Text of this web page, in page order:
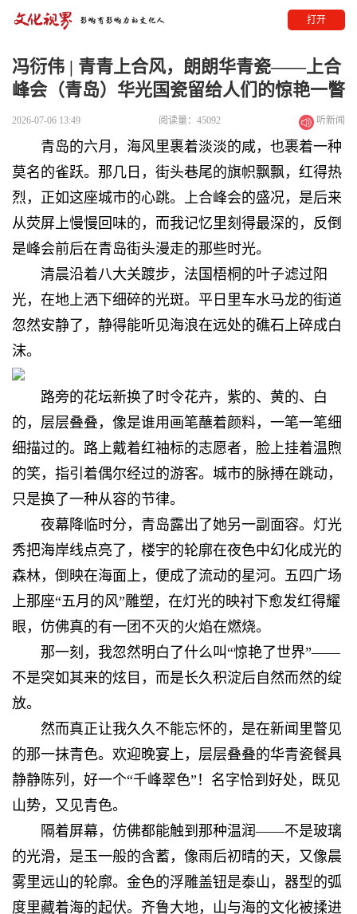
打开
冯衍伟 | 青青上合风，朗朗华青瓷——上合
峰会（青岛）华光国瓷留给人们的惊艳一瞥
2026-07-06 13:49 阅读量：45092 听新闻
青岛的六月，海风里裹着淡淡的咸，也裹着一种
莫名的雀跃。那几日，街头巷尾的旗帜飘飘，红得热
烈，正如这座城市的心跳。上合峰会的盛况，是后来
从荧屏上慢慢回味的，而我记忆里刻得最深的，反倒
是峰会前后在青岛街头漫走的那些时光。
清晨沿着八大关踱步，法国梧桐的叶子滤过阳
光，在地上洒下细碎的光斑。平日里车水马龙的街道
忽然安静了，静得能听见海浪在远处的礁石上碎成白
沫。
路旁的花坛新换了时令花卉，紫的、黄的、白
的，层层叠叠，像是谁用画笔蘸着颜料，一笔一笔细
细描过的。路上戴着红袖标的志愿者，脸上挂着温煦
的笑，指引着偶尔经过的游客。城市的脉搏在跳动，
只是换了一种从容的节律。
夜幕降临时分，青岛露出了她另一副面容。灯光
秀把海岸线点亮了，楼宇的轮廓在夜色中幻化成光的
森林，倒映在海面上，便成了流动的星河。五四广场
上那座“五月的风”雕塑，在灯光的映衬下愈发红得耀
眼，仿佛真的有一团不灭的火焰在燃烧。
那一刻，我忽然明白了什么叫“惊艳了世界”——
不是突如其来的炫目，而是长久积淀后自然而然的绽
放。
然而真正让我久久不能忘怀的，是在新闻里瞥见
的那一抹青色。欢迎晚宴上，层层叠叠的华青瓷餐具
静静陈列，好一个“千峰翠色”！名字恰到好处，既见
山势，又见青色。
隔着屏幕，仿佛都能触到那种温润——不是玻璃
的光滑，是玉一般的含蓄，像雨后初晴的天，又像晨
雾里远山的轮廓。金色的浮雕盖钮是泰山，器型的弧
度里藏着海的起伏。齐鲁大地，山与海的文化被揉进